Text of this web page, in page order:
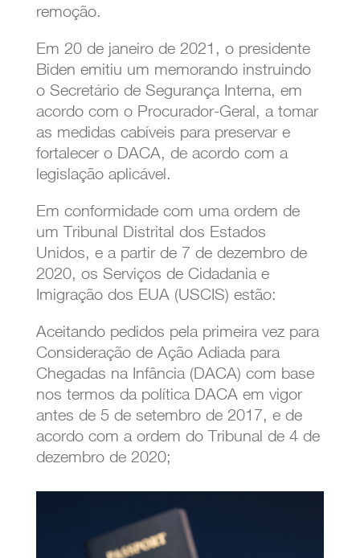
remoção.
Em 20 de janeiro de 2021, o presidente
Biden emitiu um memorando instruindo
o Secretário de Segurança Interna, em
acordo com o Procurador-Geral, a tomar
as medidas cabíveis para preservar e
fortalecer o DACA, de acordo com a
legislação aplicável.
Em conformidade com uma ordem de
um Tribunal Distrital dos Estados
Unidos, e a partir de 7 de dezembro de
2020, os Serviços de Cidadania e
Imigração dos EUA (USCIS) estão:
Aceitando pedidos pela primeira vez para
Consideração de Ação Adiada para
Chegadas na Infância (DACA) com base
nos termos da política DACA em vigor
antes de 5 de setembro de 2017, e de
acordo com a ordem do Tribunal de 4 de
dezembro de 2020;